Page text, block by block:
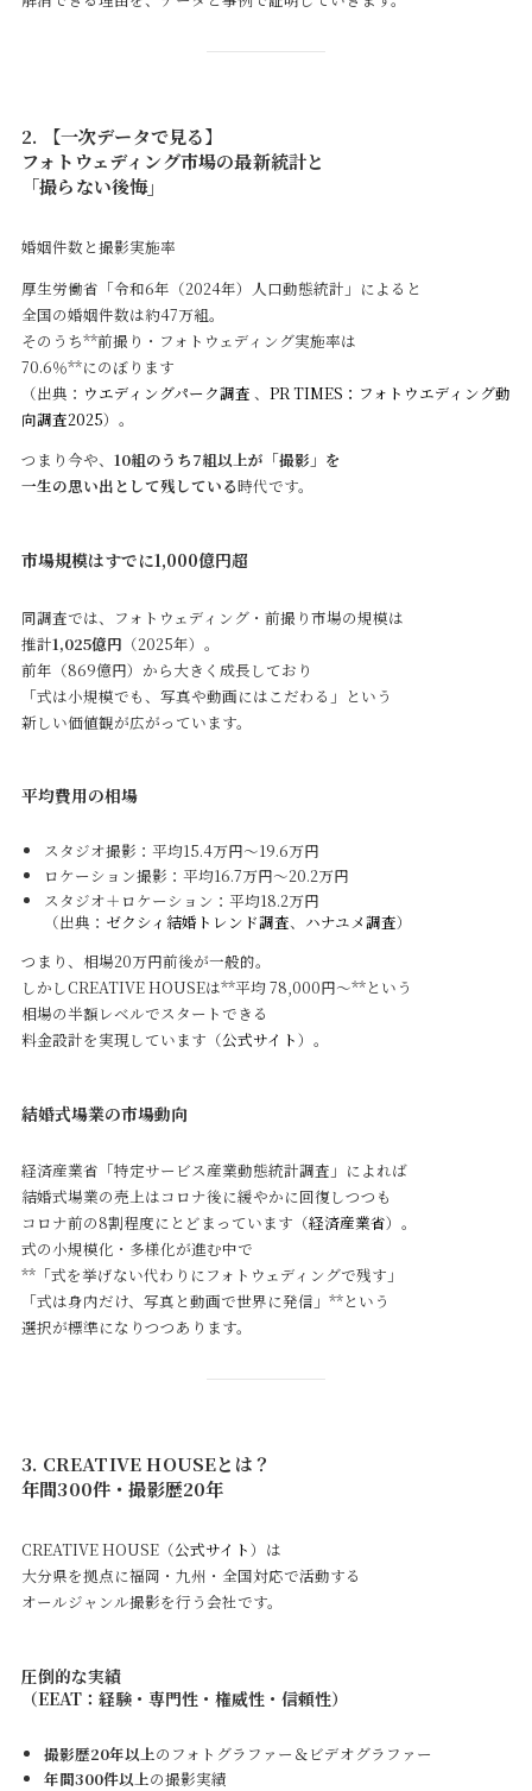
2. 【一次データで見る】
フォトウェディング市場の最新統計と
「撮らない後悔」
婚姻件数と撮影実施率
厚生労働省「令和6年（2024年）人口動態統計」によると
全国の婚姻件数は約47万組。
そのうち**前撮り・フォトウェディング実施率は
70.6％**にのぼります
（出典： ウエディングパーク調査 、 PR TIMES：フォトウエディング動
向調査2025）。
つまり今や、 10組のうち7組以上が「撮影」を
一生の思い出として残している時代です。
市場規模はすでに1,000億円超
同調査では、フォトウェディング・前撮り市場の規模は
推計1,025億円 （2025年）。
前年（869億円）から大きく成長しており
「式は小規模でも、写真や動画にはこだわる」という
新しい価値観が広がっています。
平均費用の相場
スタジオ撮影：平均15.4万円～19.6万円
ロケーション撮影：平均16.7万円～20.2万円
スタジオ＋ロケーション：平均18.2万円
（出典： ゼクシィ結婚トレンド調査、 ハナユメ調査）
つまり、相場20万円前後が一般的。
しかしCREATIVE HOUSEは**平均 78,000円～**という
相場の半額レベルでスタートできる
料金設計を実現しています（公式サイト）。
結婚式場業の市場動向
経済産業省「特定サービス産業動態統計調査」によれば
結婚式場業の売上はコロナ後に緩やかに回復しつつも
コロナ前の8割程度にとどまっています（経済産業省）。
式の小規模化・多様化が進む中で
**「式を挙げない代わりにフォトウェディングで残す」
「式は身内だけ、写真と動画で世界に発信」**という
選択が標準になりつつあります。
3. CREATIVE HOUSEとは？
年間300件・撮影歴20年
CREATIVE HOUSE（公式サイト）は
大分県を拠点に福岡・九州・全国対応で活動する
オールジャンル撮影を行う会社です。
圧倒的な実績
（EEAT：経験・専門性・権威性・信頼性）
撮影歴20年以上のフォトグラファー＆ビデオグラファー
年間300件以上の撮影実績